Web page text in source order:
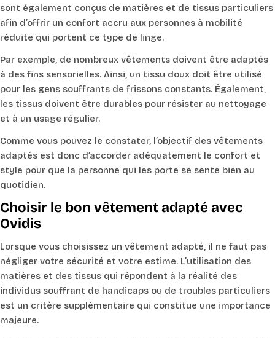
sont également conçus de matières et de tissus particuliers
afin d’offrir un confort accru aux personnes à mobilité
réduite qui portent ce type de linge.
Par exemple, de nombreux vêtements doivent être adaptés
à des fins sensorielles. Ainsi, un tissu doux doit être utilisé
pour les gens souffrants de frissons constants. Également,
les tissus doivent être durables pour résister au nettoyage
et à un usage régulier.
Comme vous pouvez le constater, l’objectif des vêtements
adaptés est donc d’accorder adéquatement le confort et
style pour que la personne qui les porte se sente bien au
quotidien.
Choisir le bon vêtement adapté avec
Ovidis
Lorsque vous choisissez un vêtement adapté, il ne faut pas
négliger votre sécurité et votre estime. L’utilisation des
matières et des tissus qui répondent à la réalité des
individus souffrant de handicaps ou de troubles particuliers
est un critère supplémentaire qui constitue une importance
majeure.